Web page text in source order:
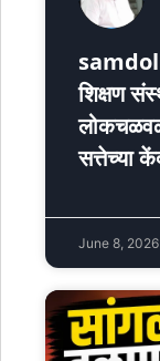
शिक्षण
सत्तेच्या
June 8, 2026